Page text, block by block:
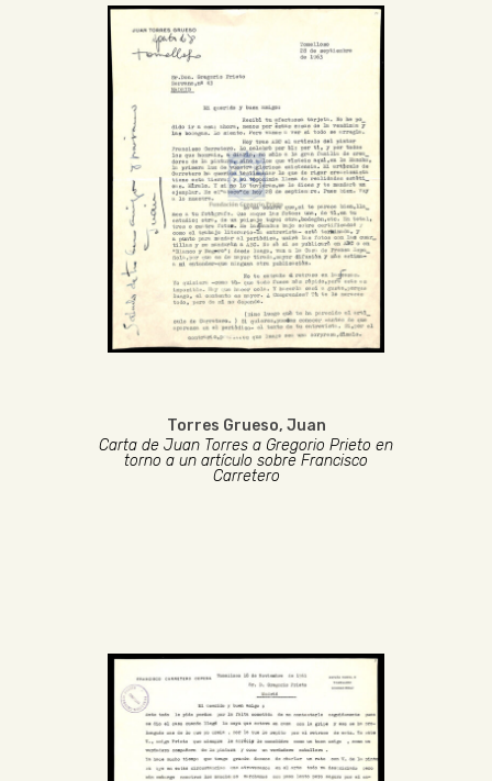
Torres Grueso, Juan
Carta de Juan Torres a Gregorio Prieto en
torno a un artículo sobre Francisco
Carretero